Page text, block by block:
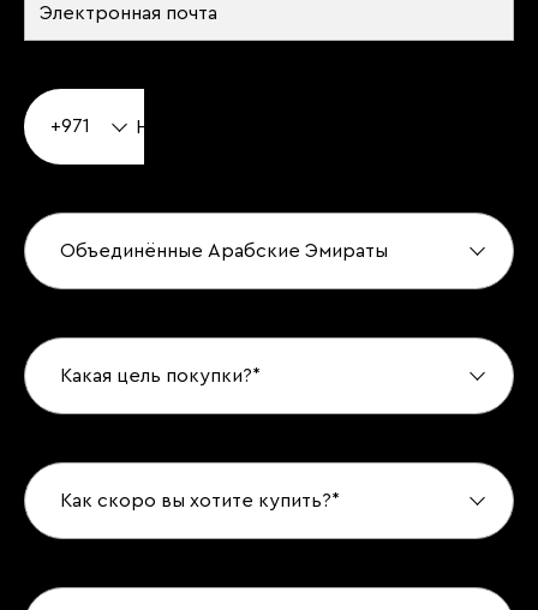
+971
Объединённые Арабские Эмираты
Какая цель покупки?*
Как скоро вы хотите купить?*